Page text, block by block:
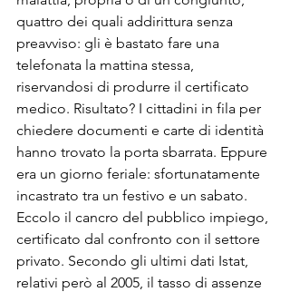
quattro dei quali addirittura senza
preavviso: gli è bastato fare una
telefonata la mattina stessa,
riservandosi di produrre il certificato
medico. Risultato? I cittadini in fila per
chiedere documenti e carte di identità
hanno trovato la porta sbarrata. Eppure
era un giorno feriale: sfortunatamente
incastrato tra un festivo e un sabato.
Eccolo il cancro del pubblico impiego,
certificato dal confronto con il settore
privato. Secondo gli ultimi dati Istat,
relativi però al 2005, il tasso di assenze